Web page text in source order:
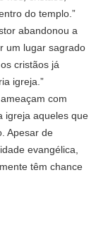
do templo.”
abandonou a
um lugar sagrado
cristãos já
igreja.”
com
igreja aqueles que
Apesar de
evangélica,
têm chance